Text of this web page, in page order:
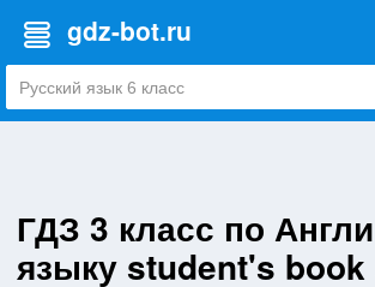
gdz-bot.ru
ГДЗ 3 класс по
языку student's